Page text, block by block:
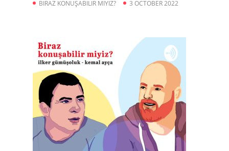
BIRAZ KONUŞABILIR MIYIZ? 3 OCTOBER 2022